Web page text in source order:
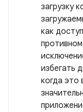
загрузку
как
избегать
когда это